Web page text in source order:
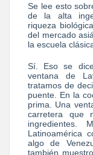
Se lee esto
de la alta
riqueza
del mercado
la escuela
Sí. Eso se
ventana de
tratamos de
puente. En la
prima. Una
carretera que
ingredientes.
Latinoamérica
algo de
también